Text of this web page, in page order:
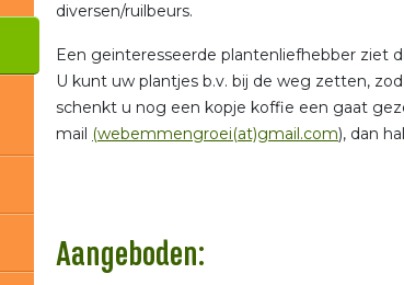
diversen/ruilbeurs.
Een geinteresseerde plantenliefhebber ziet
U kunt uw plantjes b.v. bij de weg zetten,
schenkt u nog een kopje koffie een gaat
mail (webemmengroei(at)gmail.com), dan
Aangeboden: